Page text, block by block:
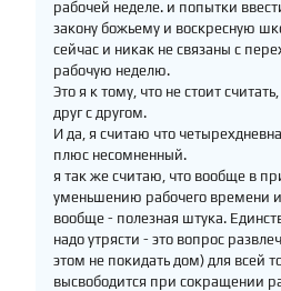
рабочей неделе. и попытки
закону божьему и воскресную
сейчас и никак не связаны с
рабочую неделю.
Это я к тому, что не стоит
друг с другом.
И да, я считаю что
плюс несомненный.
я так же считаю, что вообще в
уменьшению рабочего времени и
вообще - полезная штука.
надо утрясти - это вопрос
этом не покидать дом) для всей
высвободится при сокращении